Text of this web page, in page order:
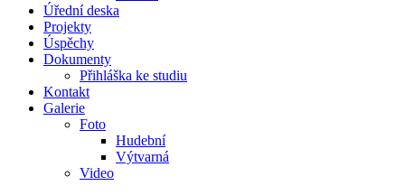
Úřední deska
Projekty
Úspěchy
Dokumenty
Přihláška ke studiu
Kontakt
Galerie
Foto
Hudební
Výtvarná
Video